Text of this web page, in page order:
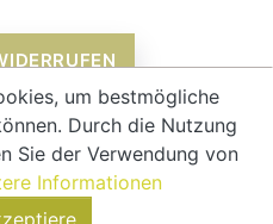
Mehrwertsteuer und zzgl.
um bestmögliche
Durch die Nutzung
Sie der Verwendung von
Informationen